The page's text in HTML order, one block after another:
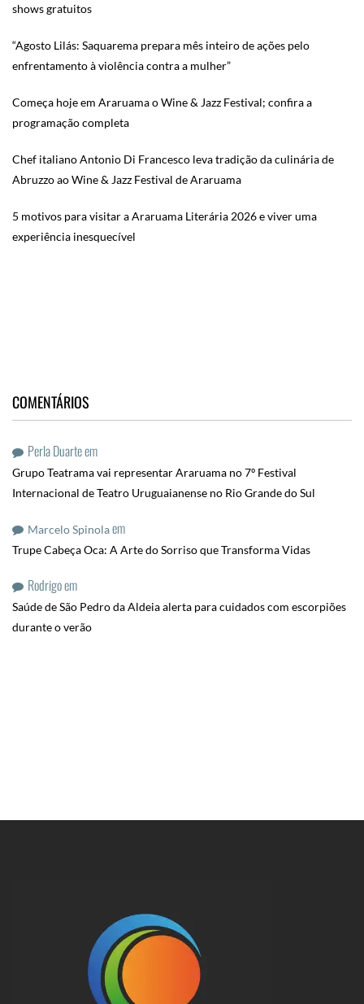
shows gratuitos
“Agosto Lilás: Saquarema prepara mês inteiro de ações pelo
enfrentamento à violência contra a mulher”
Começa hoje em Araruama o Wine & Jazz Festival; confira a
programação completa
Chef italiano Antonio Di Francesco leva tradição da culinária de
Abruzzo ao Wine & Jazz Festival de Araruama
5 motivos para visitar a Araruama Literária 2026 e viver uma
experiência inesquecível
COMENTÁRIOS
Perla Duarteem
Grupo Teatrama vai representar Araruama no 7º Festival
Internacional de Teatro Uruguaianense no Rio Grande do Sul
Marcelo Spinolaem
Trupe Cabeça Oca: A Arte do Sorriso que Transforma Vidas
Rodrigoem
Saúde de São Pedro da Aldeia alerta para cuidados com escorpiões
durante o verão